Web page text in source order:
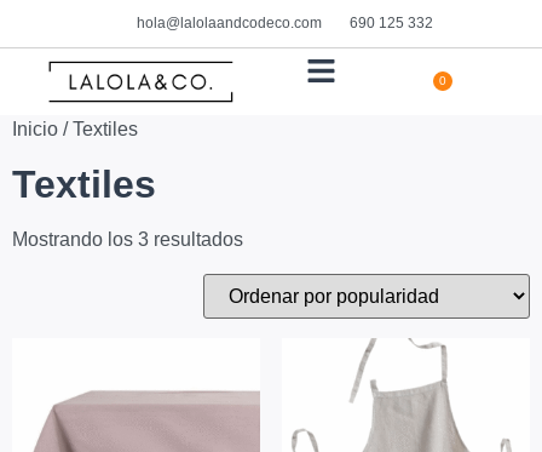
hola@lalolaandcodeco.com 690 125 332
0
Inicio / Textiles
Textiles
Mostrando los 3 resultados